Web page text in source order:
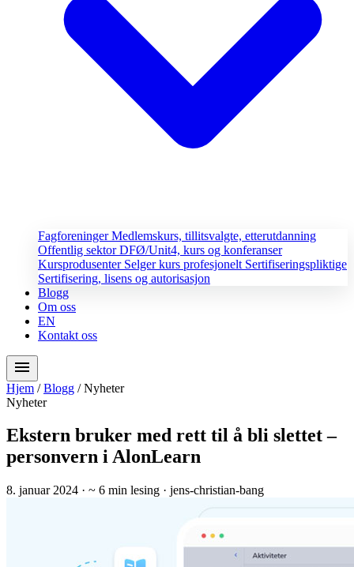
FagforeningerMedlemskurs, tillitsvalgte, etterutdanning
Offentlig sektorDFØ/Unit4, kurs og konferanser
Kursprodusenter Selger kurs profesjonelt Sertifiseringspliktige
Sertifisering, lisens og autorisasjon
Blogg
Om oss
EN
Kontakt oss
menu
Hjem / Blogg / Nyheter
Nyheter
Ekstern bruker med rett til å bli slettet –
personvern i AlonLearn
8. januar 2024 · ~ 6 min lesing · jens-christian-bang